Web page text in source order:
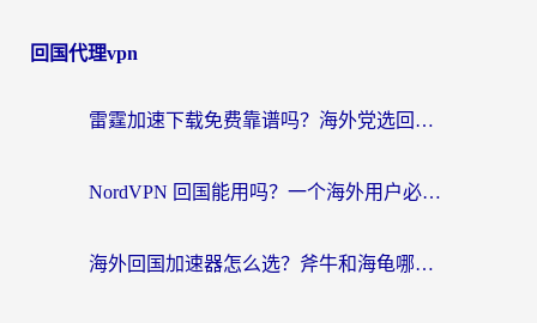
回国代理vpn
雷霆加速下载免费靠谱吗？海外党选回国加速器的避坑指南（附热门工具对比）
NordVPN 回国能用吗？一个海外用户必须面对的真实困境
海外回国加速器怎么选？斧牛和海龟哪个好？一篇帮你避开坑的实用指南